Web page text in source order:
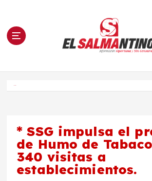
n El Salmantino - medios/
* SSG impulsa el
de Humo de
340 visitas a
establecimientos.